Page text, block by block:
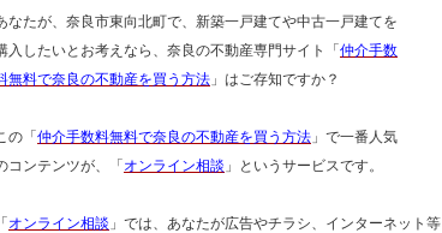
なたが、奈良市東向北町で、新築一戸建てや中古一戸建てを
入したいとお考えなら、奈良の不動産専門サイト「 仲介手数
無料で奈良の不動産を買う方法 」はご存知ですか？
の「 仲介手数料無料で奈良の不動産を買う方法 」で一番人気
コンテンツが、「 オンライン相談 」というサービスです。
「 オンライン相談 」では、あなたが広告やチラシ、インターネット等